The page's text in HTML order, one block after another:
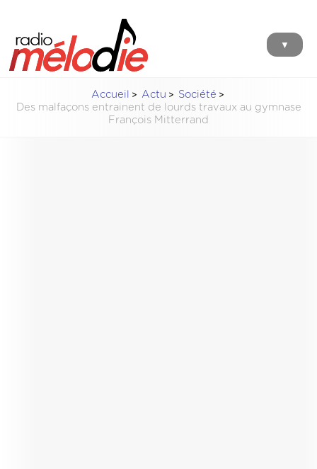
▼
Accueil Actu
Société
Des malfaçons entrainent de lourds travaux au gymnase
François Mitterrand